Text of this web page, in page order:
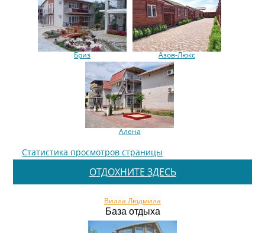
Бриз Азов-Люкс
Алена
Статистика просмотров страницы
ОТДОХНИТЕ ЗДЕСЬ
Вилла Людмила
База отдыха